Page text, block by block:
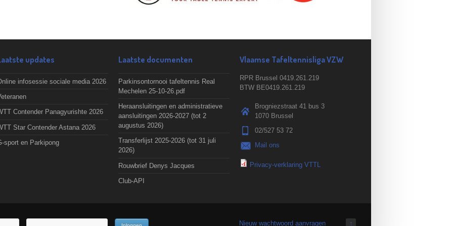
updates
infosessie sociale media 2026
Contender Panagyurishte 2026
Star Contender Astana 2026
sport en Parkipong
Laatste documenten
Parkinsontornooi tafeltennis Real
Mechelen 25-10-26.pdf
Heraansluitingen en administratieve
aansluitingen 2026-2027 (tot 2
augustus 2026)
Transferlijst 2025-2026 (tot 31 juli
2026)
Rouwbrief Denys Jacques
Club-API
Vlaamse Tafeltennisliga VZW
RPR Brussel 0419.261.219
BTW BE0419.261.219
Brogniezstraat 41 bus 3
1070 Brussel
02/527 53 72
Mail ons
Privacy-verklaring VTTL
↑
Nieuw wachtwoord aanvragen